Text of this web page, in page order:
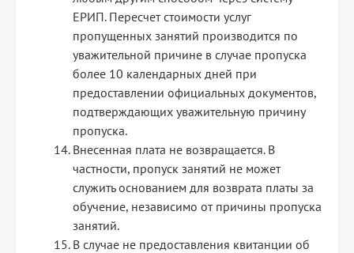
ЕРИП. Пересчет стоимости услуг
пропущенных занятий производится по
уважительной причине в случае пропуска
более 10 календарных дней при
предоставлении официальных документов,
подтверждающих уважительную причину
пропуска.
Внесенная плата не возвращается. В
частности, пропуск занятий не может
служить основанием для возврата платы за
обучение, независимо от причины пропуска
занятий.
В случае не предоставления квитанции об